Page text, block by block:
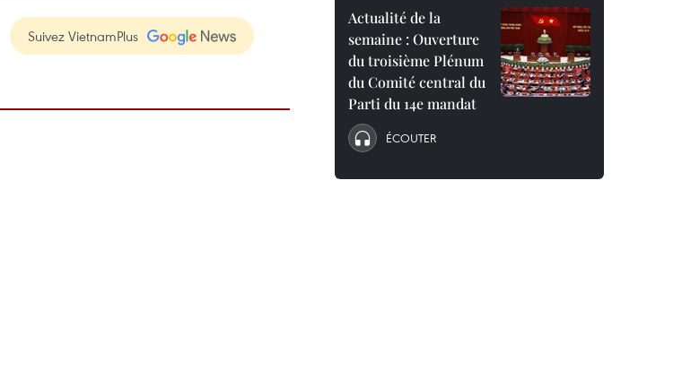
Suivez VietnamPlus
Actualité de la
semaine : Ouverture
du troisième Plénum
du Comité central du
Parti du 14e mandat
ÉCOUTER